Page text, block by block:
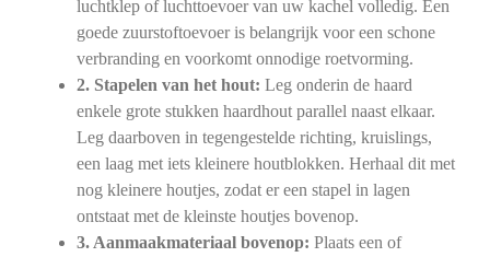
luchtklep of luchttoevoer van uw kachel volledig. Een
goede zuurstoftoevoer is belangrijk voor een schone
verbranding en voorkomt onnodige roetvorming.
2. Stapelen van het hout: Leg onderin de haard
enkele grote stukken haardhout parallel naast elkaar.
Leg daarboven in tegengestelde richting, kruislings,
een laag met iets kleinere houtblokken. Herhaal dit met
nog kleinere houtjes, zodat er een stapel in lagen
ontstaat met de kleinste houtjes bovenop.
3. Aanmaakmateriaal bovenop: Plaats een of